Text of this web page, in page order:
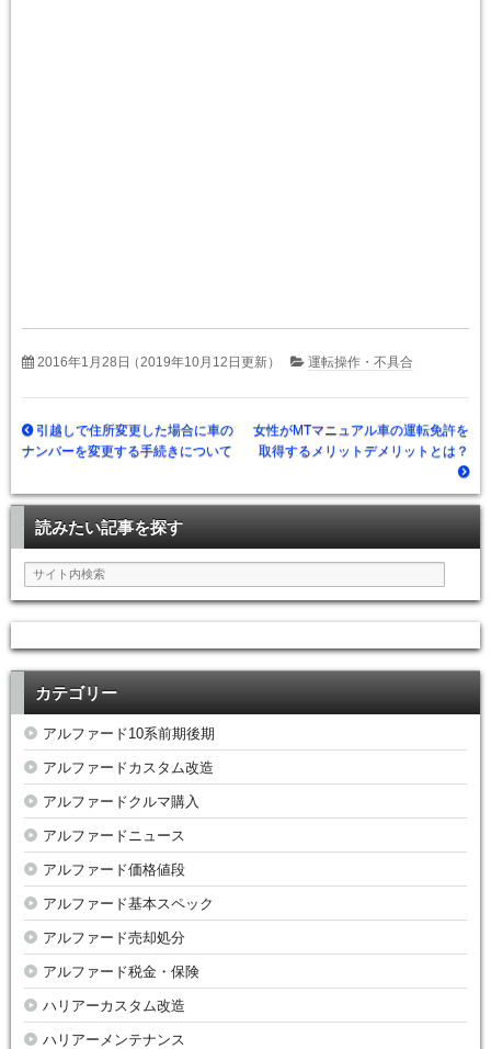
2016年1月28日（2019年10月12日更新） 運転操作・不具合
引越しで住所変更した場合に車の
ナンバーを変更する手続きについて
女性がMTマニュアル車の運転免許を
取得するメリットデメリットとは？
読みたい記事を探す
カテゴリー
アルファード10系前期後期
アルファードカスタム改造
アルファードクルマ購入
アルファードニュース
アルファード価格値段
アルファード基本スペック
アルファード売却処分
アルファード税金・保険
ハリアーカスタム改造
ハリアーメンテナンス